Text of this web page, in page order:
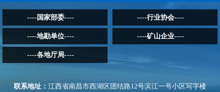
----国家部委---- ----行业协会----
----地勘单位---- ----矿山企业----
----各地厅局----
联系地址： 江西省南昌市西湖区团结路12号滨江一号小区写字楼